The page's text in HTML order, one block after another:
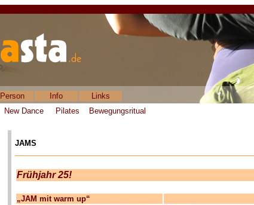
Person Info
Links
New Dance Pilates Bewegungsritual
JAMS
Frühjahr 25!
„JAM mit warm up“